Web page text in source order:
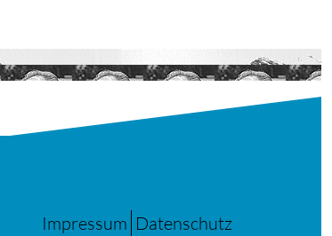
Impressum Datenschutz